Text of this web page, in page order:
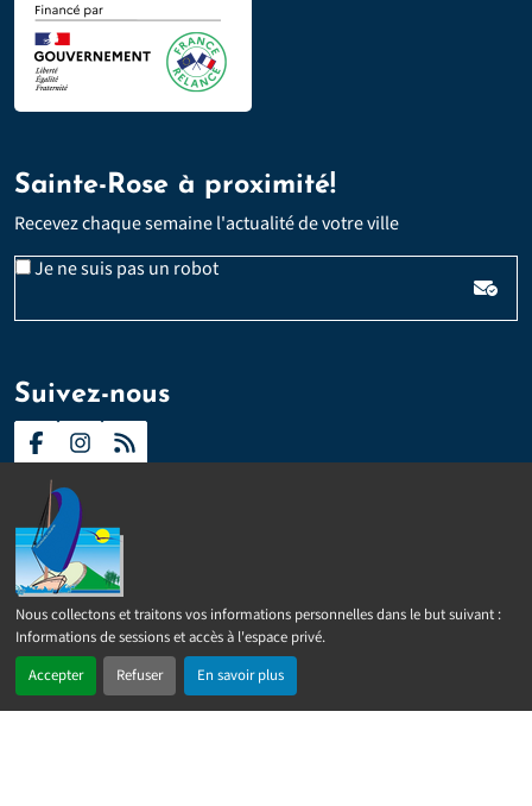
Nous collectons et traitons vos informations personnelles dans le but suivant :
Informations de sessions et accès à l'espace privé.
Accepter Refuser En savoir plus
En 1 clic Menu
Sainte-Rose à proximité!
Recevez chaque semaine l'actualité de votre ville
Je ne suis pas un robotVeuillez laisser ce champ vide :
Email
Suivez-nous
Contact
2024 –2026 © Sainte-Rose Tous droits réservés
légales
Politique de confidentialité
Réalisé parIPEOS I-Solutions